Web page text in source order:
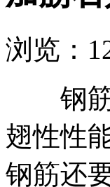
浏览：
钢筋
翅性性
钢筋还